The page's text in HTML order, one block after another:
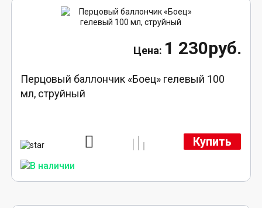
1 230руб.
Перцовый баллончик «Боец» гелевый 100
мл, струйный
Купить